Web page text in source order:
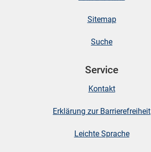
Sitemap
Suche
Service
Kontakt
Erklärung zur Barrierefreiheit
Leichte Sprache